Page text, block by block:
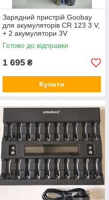
Зарядний пристрій Goobay
для акумуляторів CR 123 3 V,
+ 2 акумулятори 3V
Готово до відправки
1 695 ₴
Купити